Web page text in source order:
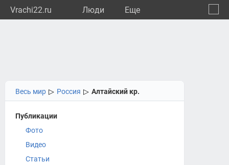
Vrachi22.ru Люди Eще
Весь мир ▷ Россия ▷ Алтайский кр.
Публикации
Фото
Видео
Статьи